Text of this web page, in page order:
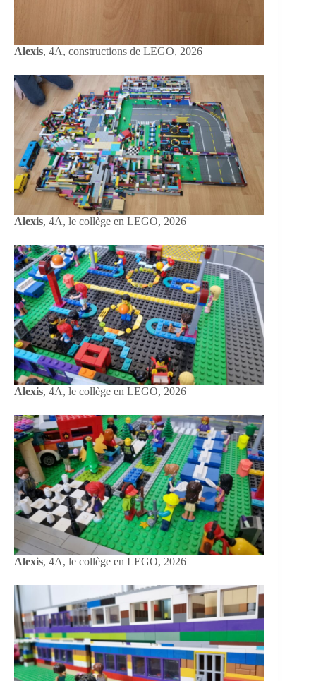
Alexis, 4A, constructions de LEGO, 2026
Alexis, 4A, le collège en LEGO, 2026
Alexis, 4A, le collège en LEGO, 2026
Alexis, 4A, le collège en LEGO, 2026